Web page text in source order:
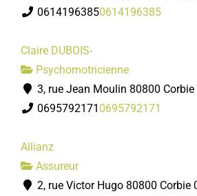
06141963850614196385
Claire DUBOIS-
Psychomotricienne
3, rue Jean Moulin 80800 Corbie
0695792171 0695792171
Allianz
Assureur
2, rue Victor Hugo 80800 Corbie